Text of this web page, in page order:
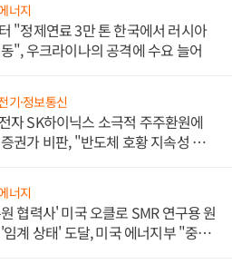
너지
"정제연료 3만 톤 한국에서 러시아
", 우크라이나의 공격에 수요 늘어
기·정보통신
자 SK하이닉스 소극적 주주환원에
권가 비판, "반도체 호황 지속성 의
너지
협력사' 미국 오클로 SMR 연구용 원
계 상태' 도달, 미국 에너지부 "중요